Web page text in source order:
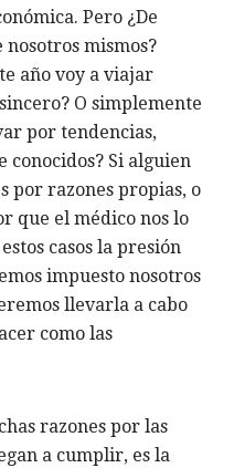
Pero ¿De
mismos?
año voy a viajar
O simplemente
por tendencias,
conocidos? Si alguien
por razones propias, o
que el médico nos lo
casos la presión
impuesto nosotros
llevarla a cabo
como las
razones por las
a cumplir, es la